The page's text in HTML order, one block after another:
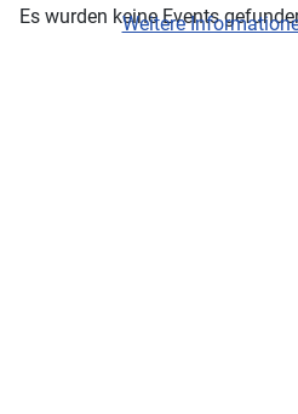
Es wurden keine Events
Weitere